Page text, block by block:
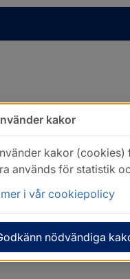
kakor
kakor (cookies)
används för statistik
mer i vår cookiepolicy
nödvändiga